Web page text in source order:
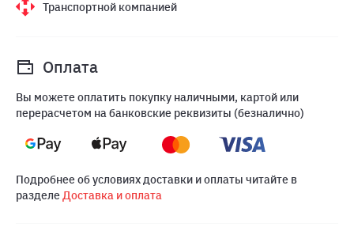
Транспортной компанией
Оплата
Вы можете оплатить покупку наличными, картой или
перерасчетом на банковские реквизиты (безналично)
Подробнее об условиях доставки и оплаты читайте в
разделеДоставка и оплата